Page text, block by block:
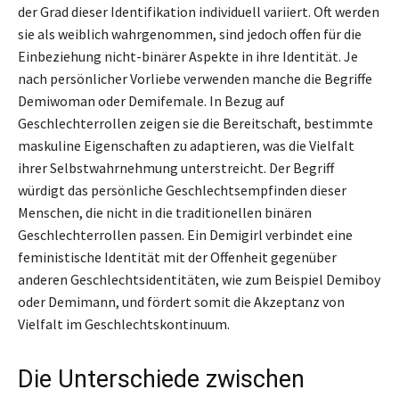
der Grad dieser Identifikation individuell variiert. Oft werden
sie als weiblich wahrgenommen, sind jedoch offen für die
Einbeziehung nicht-binärer Aspekte in ihre Identität. Je
nach persönlicher Vorliebe verwenden manche die Begriffe
Demiwoman oder Demifemale. In Bezug auf
Geschlechterrollen zeigen sie die Bereitschaft, bestimmte
maskuline Eigenschaften zu adaptieren, was die Vielfalt
ihrer Selbstwahrnehmung unterstreicht. Der Begriff
würdigt das persönliche Geschlechtsempfinden dieser
Menschen, die nicht in die traditionellen binären
Geschlechterrollen passen. Ein Demigirl verbindet eine
feministische Identität mit der Offenheit gegenüber
anderen Geschlechtsidentitäten, wie zum Beispiel Demiboy
oder Demimann, und fördert somit die Akzeptanz von
Vielfalt im Geschlechtskontinuum.
Die Unterschiede zwischen